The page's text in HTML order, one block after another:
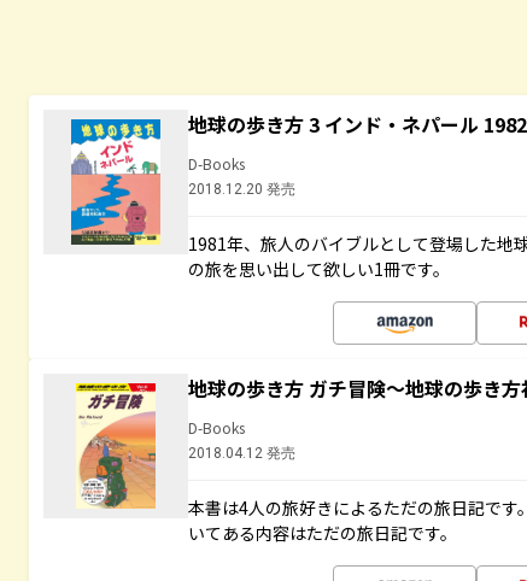
地球の歩き方 3 インド・ネパール
D-Books
2018.12.20 発売
1981年、旅人のバイブルとして登場した
の旅を思い出して欲しい1冊です。
地球の歩き方 ガチ冒険～地球の歩き
D-Books
2018.04.12 発売
本書は4人の旅好きによるただの旅日記で
いてある内容はただの旅日記です。